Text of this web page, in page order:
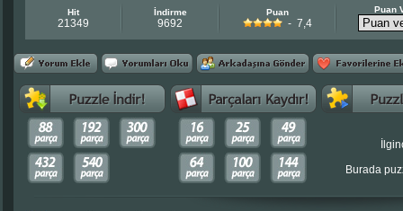
Hit
21349
İndirme
9692
Puan
- 7,4
Puan
Burada